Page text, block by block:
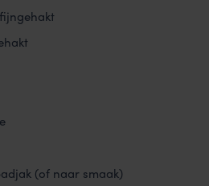
(of naar smaak)